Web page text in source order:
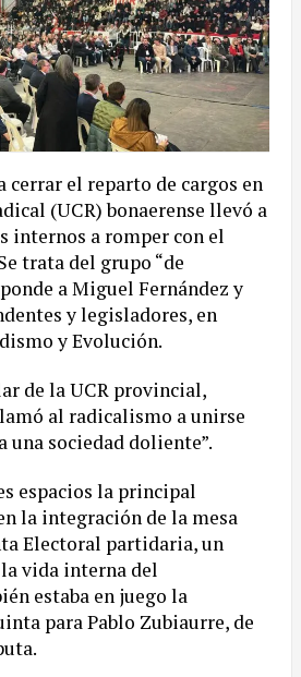
cerrar el reparto de cargos en
(UCR) bonaerense llevó a
internos a romper con el
trata del grupo “de
a Miguel Fernández y
y legisladores, en
y Evolución.
de la UCR provincial,
al radicalismo a unirse
una sociedad doliente”.
espacios la principal
la integración de la mesa
Electoral partidaria, un
vida interna del
estaba en juego la
para Pablo Zubiaurre, de